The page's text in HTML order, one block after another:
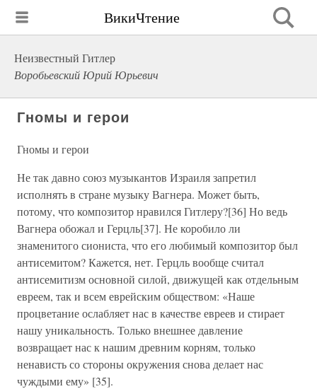
ВикиЧтение
Неизвестный Гитлер
Воробьевский Юрий Юрьевич
Гномы и герои
Гномы и герои
Не так давно союз музыкантов Израиля запретил
исполнять в стране музыку Вагнера. Может быть,
потому, что композитор нравился Гитлеру?[36] Но ведь
Вагнера обожал и Герцль[37]. Не коробило ли
знаменитого сиониста, что его любимый композитор был
антисемитом? Кажется, нет. Герцль вообще считал
антисемитизм основной силой, движущей как отдельным
евреем, так и всем еврейским обществом: «Наше
процветание ослабляет нас в качестве евреев и стирает
нашу уникальность. Только внешнее давление
возвращает нас к нашим древним корням, только
ненависть со стороны окружения снова делает нас
чуждыми ему» [35].